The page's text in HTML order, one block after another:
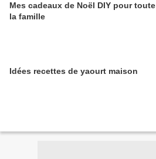
Mes cadeaux de Noël DIY pour toute
la famille
Idées recettes de yaourt maison